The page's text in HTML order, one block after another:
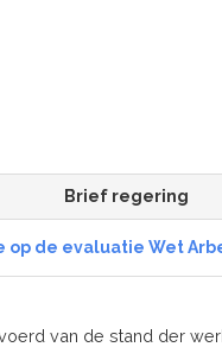
Brief regering
op de evaluatie Wet
van de stand der